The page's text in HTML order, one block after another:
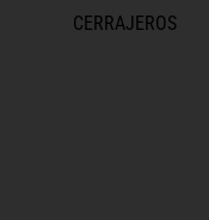
CERRAJEROS